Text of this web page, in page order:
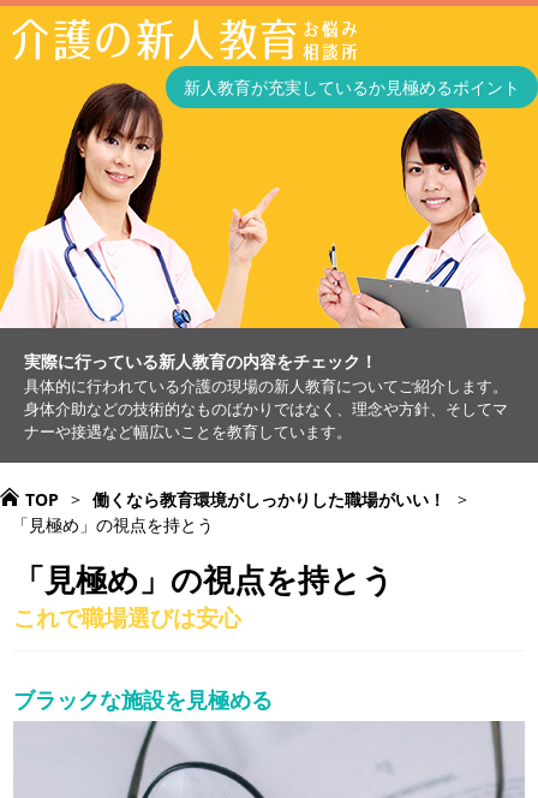
新人教育が充実しているか見極めるポイント
実際に行っている新人教育の内容をチェック！
具体的に行われている介護の現場の新人教育についてご紹介します。
身体介助などの技術的なものばかりではなく、理念や方針、そしてマ
ナーや接遇など幅広いことを教育しています。
TOP > 働くなら教育環境がしっかりした職場がいい！
>
「見極め」の視点を持とう
「見極め」の視点を持とう
これで職場選びは安心
ブラックな施設を見極める